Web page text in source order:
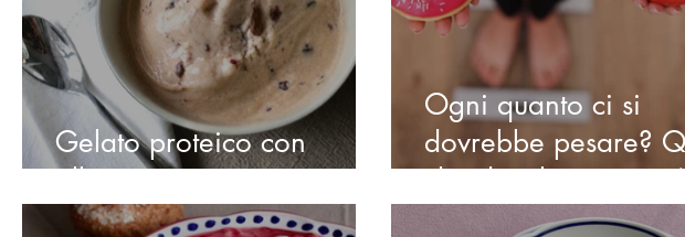
Gelato proteico con
albume e yogurt greco
Ogni quanto ci si
dovrebbe pesare?
che dice la scienza
pratica clinica)